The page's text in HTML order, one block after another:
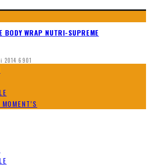
BODY WRAP NUTRI-SUPREME
2014 6901